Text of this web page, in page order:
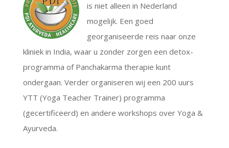
is niet alleen in Nederland
mogelijk. Een goed
georganiseerde reis naar onze
kliniek in India, waar u zonder zorgen een detox-
programma of Panchakarma therapie kunt
ondergaan. Verder organiseren wij een 200 uurs
YTT (Yoga Teacher Trainer) programma
(gecertificeerd) en andere workshops over Yoga &
Ayurveda.